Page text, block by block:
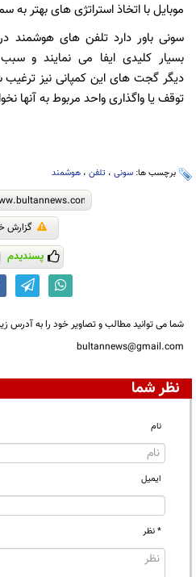
موبایل با اتخاذ استراتژی های بهتر
سونی باور دارد تلفن های
بسیار کلیدی ایفا می نمایند و
دیگر گجت های این کمپانی نیز ترغیب
توقف یا واگذاری واحد مربوط به آنها
برچسب ها: سونی ، تلفن ، هوشمند
گزارش
پسندیدم
شما می توانید مطالب و تصاویر خود را به آدرس
bultannews@gmail.com
نظر شما
نام
ایمیل
* نظر